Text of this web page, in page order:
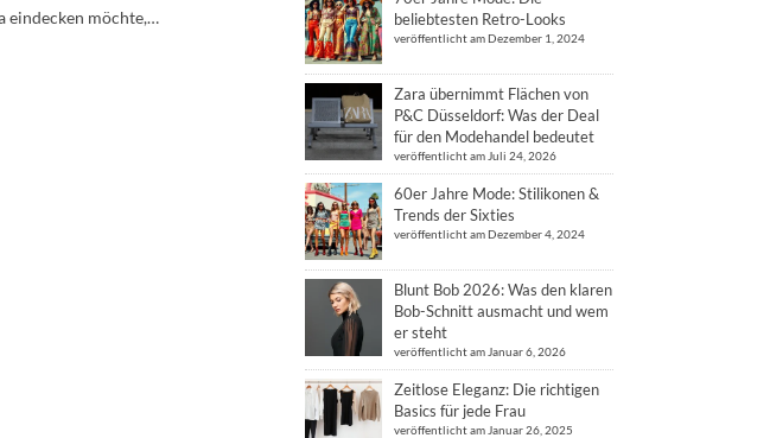
eindecken möchte,…
beliebtesten Retro-Looks
veröffentlicht am Dezember 1, 2024
Zara übernimmt Flächen von
P&C Düsseldorf: Was der Deal
für den Modehandel bedeutet
veröffentlicht am Juli 24, 2026
60er Jahre Mode: Stilikonen &
Trends der Sixties
veröffentlicht am Dezember 4, 2024
Blunt Bob 2026: Was den klaren
Bob-Schnitt ausmacht und wem
er steht
veröffentlicht am Januar 6, 2026
Zeitlose Eleganz: Die richtigen
Basics für jede Frau
veröffentlicht am Januar 26, 2025